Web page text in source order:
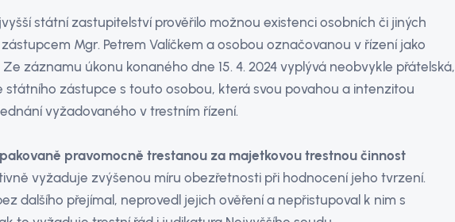
státní zastupitelství prověřilo možnou existenci osobních či jiných
Mgr. Petrem Valíčkem a osobou označovanou v řízení jako
záznamu úkonu konaného dne 15. 4. 2024 vyplývá neobvykle přátelská,
státního zástupce s touto osobou, která svou povahou a intenzitou
vyžadovaného v trestním řízení.
pravomocně trestanou za majetkovou trestnou činnost
vyžaduje zvýšenou míru obezřetnosti při hodnocení jeho tvrzení.
dalšího přejímal, neprovedl jejich ověření a nepřistupoval k nim s